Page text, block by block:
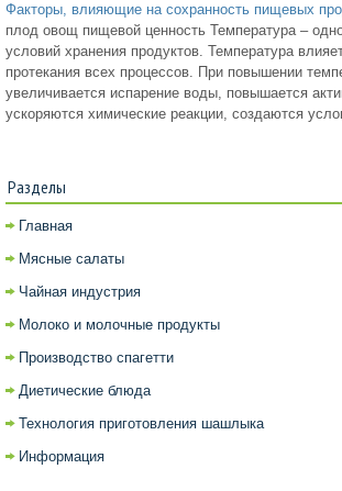
Факторы, влияющие на сохранность пищевых
плод овощ пищевой ценность Температура –
условий хранения продуктов. Температура
протекания всех процессов. При повышении
увеличивается испарение воды, повышается
ускоряются химические реакции, создаются
Разделы
Главная
Мясные салаты
Чайная индустрия
Молоко и молочные продукты
Производство спагетти
Диетические блюда
Технология приготовления шашлыка
Информация